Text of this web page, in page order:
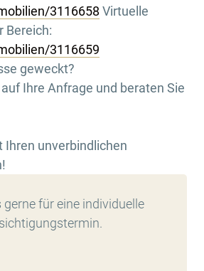
3116658 Virtuelle
Bereich:
3116659
geweckt?
Ihre Anfrage und beraten Sie
Ihren unverbindlichen
gerne für eine individuelle